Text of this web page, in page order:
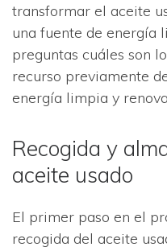
transformar el aceite
una fuente de energía
preguntas cuáles son
recurso previamente
energía limpia y
Recogida y
aceite usado
El primer paso en el
recogida del aceite